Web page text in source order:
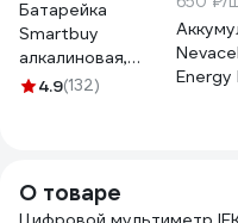
Батарейка
Smartbuy
алкалиновая,
крона 6lr61/1b
4.9(132)
Energy
О товаре